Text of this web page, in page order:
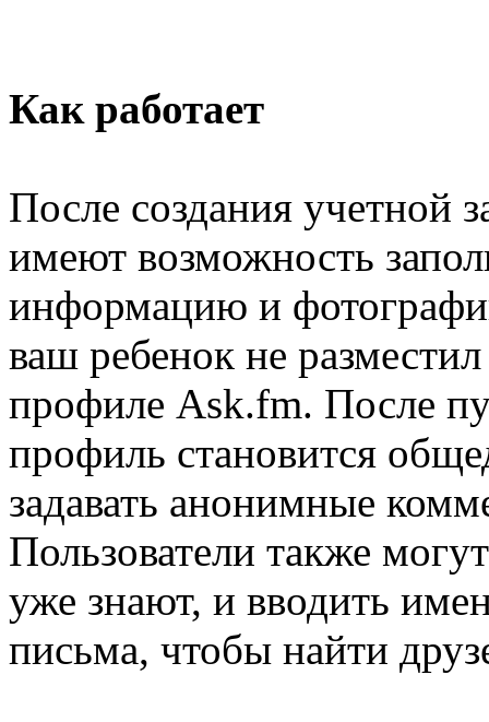
Как работает
После создания учетной
имеют возможность
информацию и
ваш ребенок не
профиле Ask.fm. После
профиль становится
задавать анонимные
Пользователи также
уже знают, и вводить
письма, чтобы найти